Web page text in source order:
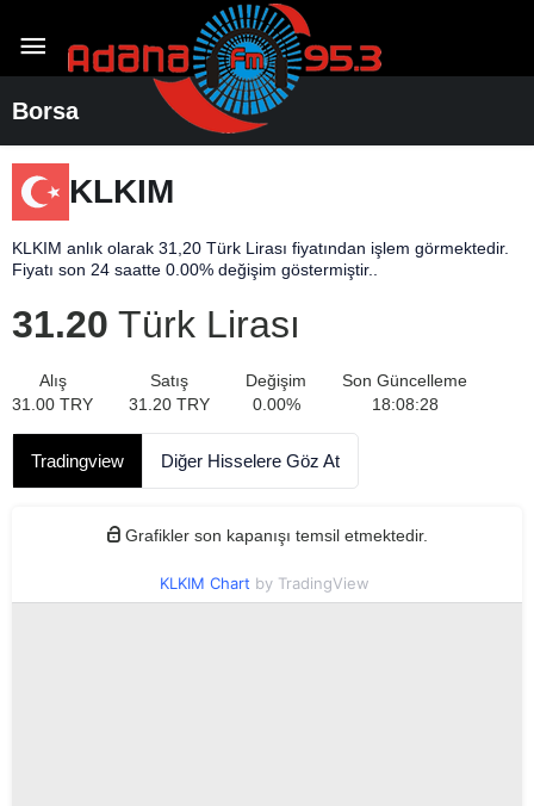
Borsa
KLKIM
KLKIM anlık olarak 31,20 Türk Lirası fiyatından işlem görmektedir.
Fiyatı son 24 saatte 0.00% değişim göstermiştir..
31.20 Türk Lirası
Alış
31.00 TRY
Satış
31.20 TRY
Değişim
0.00%
Son Güncelleme
18:08:28
Tradingview Diğer Hisselere Göz At
Grafikler son kapanışı temsil etmektedir.
KLKIM Chart by TradingView